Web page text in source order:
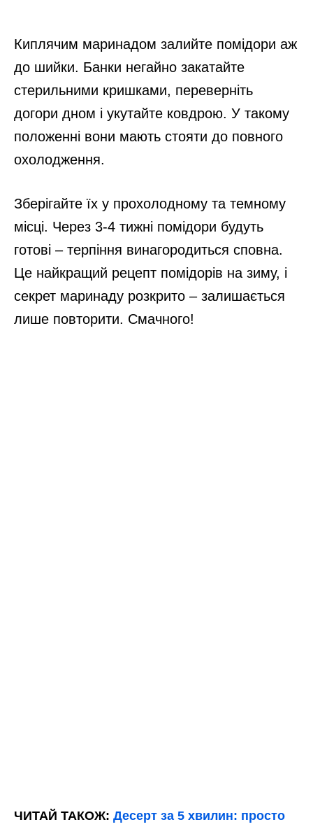
Киплячим маринадом залийте помідори аж
до шийки. Банки негайно закатайте
стерильними кришками, переверніть
догори дном і укутайте ковдрою. У такому
положенні вони мають стояти до повного
охолодження.
Зберігайте їх у прохолодному та темному
місці. Через 3-4 тижні помідори будуть
готові – терпіння винагородиться сповна.
Це найкращий рецепт помідорів на зиму, і
секрет маринаду розкрито – залишається
лише повторити. Смачного!
ЧИТАЙ ТАКОЖ: Десерт за 5 хвилин: просто